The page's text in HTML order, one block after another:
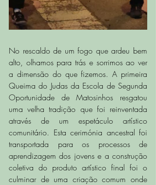
No rescaldo de um fogo que ardeu bem
alto, olhamos para trás e sorrimos ao ver
a dimensão do que fizemos. A primeira
Queima do Judas da Escola de Segunda
Oportunidade de Matosinhos resgatou
uma velha tradição que foi reinventada
através de um espetáculo artístico
comunitário. Esta cerimónia ancestral foi
transportada para os processos de
aprendizagem dos jovens e a construção
coletiva do produto artístico final foi o
culminar de uma criação comum onde